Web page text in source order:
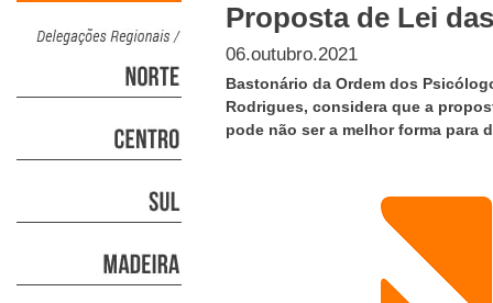
Proposta de Lei
06.outubro.2021
Bastonário da Ordem dos
Rodrigues, considera que a
pode não ser a melhor forma para